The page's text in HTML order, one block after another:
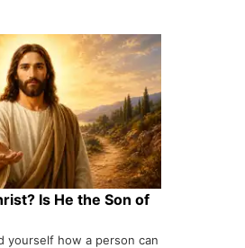
Is He the Son of
yourself how a person can